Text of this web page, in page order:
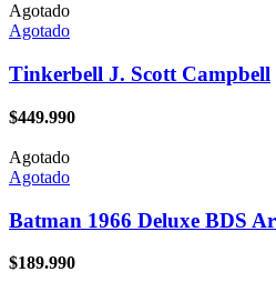
Agotado
Agotado
Tinkerbell J. Scott Campbell
$449.990
Agotado
Agotado
Batman 1966 Deluxe BDS
$189.990